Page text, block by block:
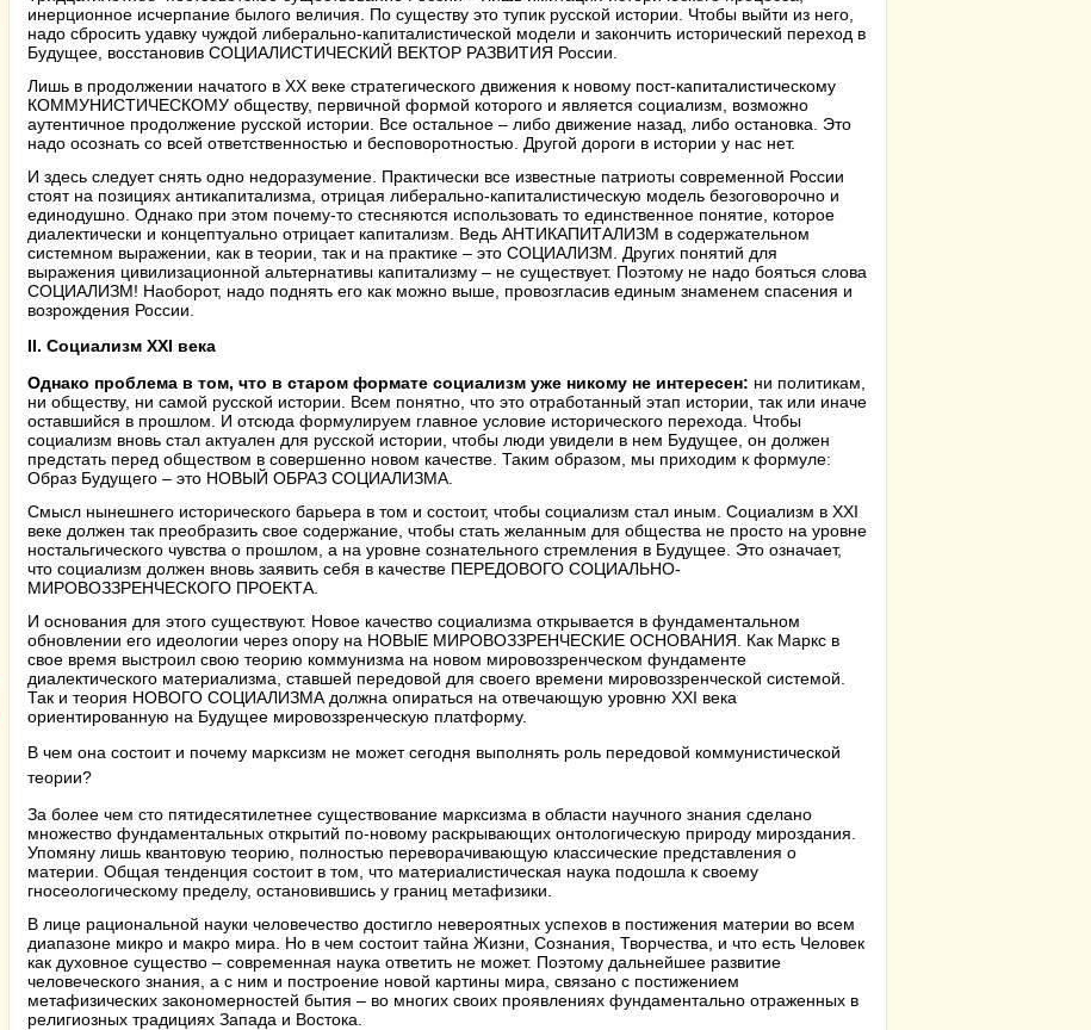
инерционное исчерпание былого величия. По существу это тупик русской истории. Чтобы выйти из него,
надо сбросить удавку чуждой либерально-капиталистической модели и закончить исторический переход в
Будущее, восстановив СОЦИАЛИСТИЧЕСКИЙ ВЕКТОР РАЗВИТИЯ России.
Лишь в продолжении начатого в XX веке стратегического движения к новому пост-капиталистическому
КОММУНИСТИЧЕСКОМУ обществу, первичной формой которого и является социализм, возможно
аутентичное продолжение русской истории. Все остальное – либо движение назад, либо остановка. Это
надо осознать со всей ответственностью и бесповоротностью. Другой дороги в истории у нас нет.
И здесь следует снять одно недоразумение. Практически все известные патриоты современной России
стоят на позициях антикапитализма, отрицая либерально-капиталистическую модель безоговорочно и
единодушно. Однако при этом почему-то стесняются использовать то единственное понятие, которое
диалектически и концептуально отрицает капитализм. Ведь АНТИКАПИТАЛИЗМ в содержательном
системном выражении, как в теории, так и на практике – это СОЦИАЛИЗМ. Других понятий для
выражения цивилизационной альтернативы капитализму – не существует. Поэтому не надо бояться слова
СОЦИАЛИЗМ! Наоборот, надо поднять его как можно выше, провозгласив единым знаменем спасения и
возрождения России.
II. Социализм XXI века
Однако проблема в том, что в старом формате социализм уже никому не интересен: ни политикам,
ни обществу, ни самой русской истории. Всем понятно, что это отработанный этап истории, так или иначе
оставшийся в прошлом. И отсюда формулируем главное условие исторического перехода. Чтобы
социализм вновь стал актуален для русской истории, чтобы люди увидели в нем Будущее, он должен
предстать перед обществом в совершенно новом качестве. Таким образом, мы приходим к формуле:
Образ Будущего – это НОВЫЙ ОБРАЗ СОЦИАЛИЗМА.
Смысл нынешнего исторического барьера в том и состоит, чтобы социализм стал иным. Социализм в XXI
веке должен так преобразить свое содержание, чтобы стать желанным для общества не просто на уровне
ностальгического чувства о прошлом, а на уровне сознательного стремления в Будущее. Это означает,
что социализм должен вновь заявить себя в качестве ПЕРЕДОВОГО СОЦИАЛЬНО-
МИРОВОЗЗРЕНЧЕСКОГО ПРОЕКТА.
И основания для этого существуют. Новое качество социализма открывается в фундаментальном
обновлении его идеологии через опору на НОВЫЕ МИРОВОЗЗРЕНЧЕСКИЕ ОСНОВАНИЯ. Как Маркс в
свое время выстроил свою теорию коммунизма на новом мировоззренческом фундаменте
диалектического материализма, ставшей передовой для своего времени мировоззренческой системой.
Так и теория НОВОГО СОЦИАЛИЗМА должна опираться на отвечающую уровню XXI века
ориентированную на Будущее мировоззренческую платформу.
В чем она состоит и почему марксизм не может сегодня выполнять роль передовой коммунистической
теории?
За более чем сто пятидесятилетнее существование марксизма в области научного знания сделано
множество фундаментальных открытий по-новому раскрывающих онтологическую природу мироздания.
Упомяну лишь квантовую теорию, полностью переворачивающую классические представления о
материи. Общая тенденция состоит в том, что материалистическая наука подошла к своему
гносеологическому пределу, остановившись у границ метафизики.
В лице рациональной науки человечество достигло невероятных успехов в постижения материи во всем
диапазоне микро и макро мира. Но в чем состоит тайна Жизни, Сознания, Творчества, и что есть Человек
как духовное существо – современная наука ответить не может. Поэтому дальнейшее развитие
человеческого знания, а с ним и построение новой картины мира, связано с постижением
метафизических закономерностей бытия – во многих своих проявлениях фундаментально отраженных в
религиозных традициях Запада и Востока.